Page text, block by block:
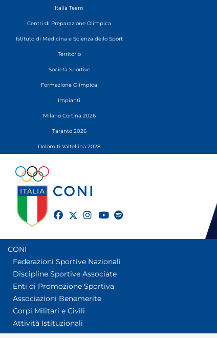
Italia Team
Centri di Preparazione Olimpica
Istituto di Medicina e Scienza dello Sport
Territorio
Società Sportive
Formazione Olimpica
Impianti
Milano Cortina 2026
Taranto 2026
Dolomiti Valtellina 2028
twitter
CONI
Federazioni Sportive Nazionali
Discipline Sportive Associate
Enti di Promozione Sportiva
Associazioni Benemerite
Corpi Militari e Civili
Attività Istituzionali